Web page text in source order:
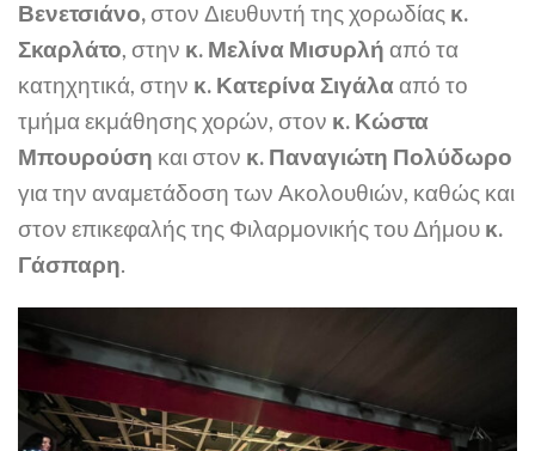
Βενετσιάνο,στον Διευθυντή της χορωδίας κ.
Σκαρλάτο, στην κ. Μελίνα Μισυρλή από τα
κατηχητικά, στην κ. Κατερίνα Σιγάλααπό το
τμήμα εκμάθησης χορών, στον κ. Κώστα
Μπουρούση και στον κ. Παναγιώτη Πολύδωρο
για την αναμετάδοση των Ακολουθιών, καθώς και
στον επικεφαλής της Φιλαρμονικής του Δήμου κ.
Γάσπαρη.